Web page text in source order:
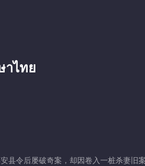
าไทย
县令后屡破奇案，却因卷入一桩杀妻旧